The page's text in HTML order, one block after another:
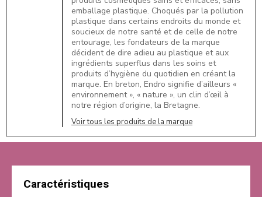
emballage plastique. Choqués par la pollution
plastique dans certains endroits du monde et
soucieux de notre santé et de celle de notre
entourage, les fondateurs de la marque
décident de dire adieu au plastique et aux
ingrédients superflus dans les soins et
produits d’hygiène du quotidien en créant la
marque. En breton, Endro signifie d’ailleurs «
environnement », « nature », un clin d’œil à
notre région d’origine, la Bretagne.
Voir tous les produits de la marque
Caractéristiques